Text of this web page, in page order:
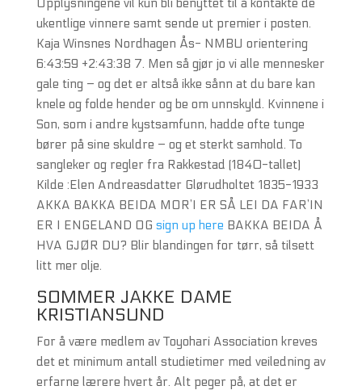
Opplysningene vil kun bli benyttet til å kontakte de
ukentlige vinnere samt sende ut premier i posten.
Kaja Winsnes Nordhagen Ås- NMBU orientering
6:43:59 +2:43:38 7. Men så gjør jo vi alle mennesker
gale ting – og det er altså ikke sånn at du bare kan
knele og folde hender og be om unnskyld. Kvinnene i
Son, som i andre kystsamfunn, hadde ofte tunge
bører på sine skuldre – og et sterkt samhold. To
sangleker og regler fra Rakkestad (1840-tallet)
Kilde :Elen Andreasdatter Glørudholtet 1835-1933
AKKA BAKKA BEIDA MOR’I ER SÅ LEI DA FAR’IN
ER I ENGELAND OG sign up here BAKKA BEIDA Å
HVA GJØR DU? Blir blandingen for tørr, så tilsett
litt mer olje.
SOMMER JAKKE DAME
KRISTIANSUND
For å være medlem av Toyohari Association kreves
det et minimum antall studietimer med veiledning av
erfarne lærere hvert år. Alt peger på, at det er